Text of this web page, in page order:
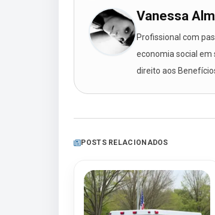
Vanessa
Profissional com
economia social em
direito aos
POSTS RELACIONADOS